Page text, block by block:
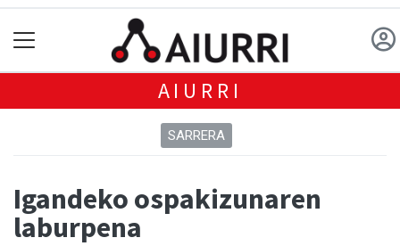
AIURRI
SARRERA
Igandeko ospakizunaren
laburpena